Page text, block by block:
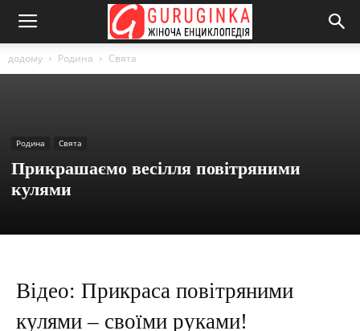
додому Родина Свята
Родина Свята
Прикрашаємо весілля повітряними
кулями
Відео: Прикраса повітряними
кулями – своїми руками!